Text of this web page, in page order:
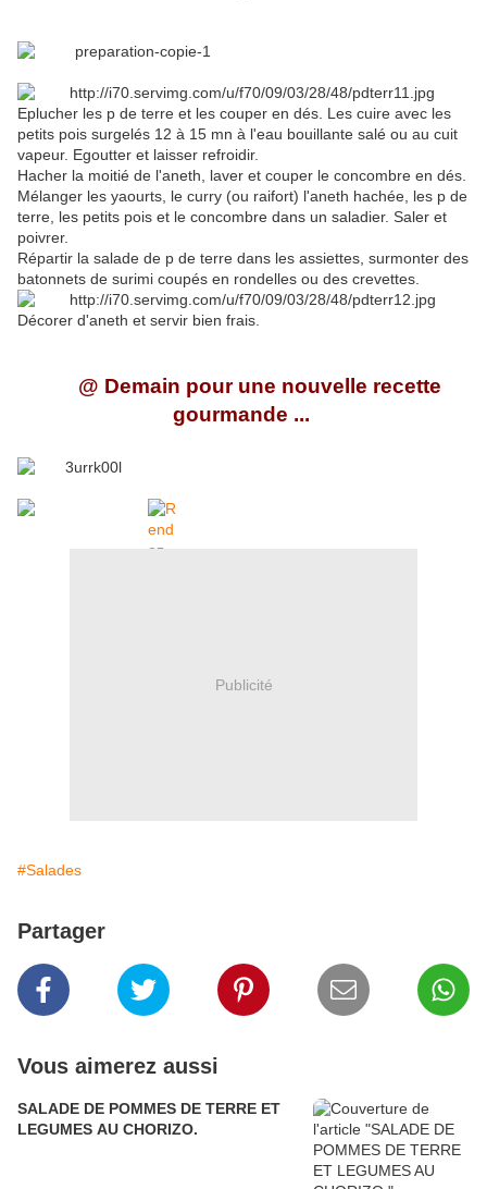
Eplucher les p de terre et les couper en dés. Les cuire avec les
petits pois surgelés 12 à 15 mn à l'eau bouillante salé ou au cuit
vapeur. Egoutter et laisser refroidir.
Hacher la moitié de l'aneth, laver et couper le concombre en dés.
Mélanger les yaourts, le curry (ou raifort) l'aneth hachée, les p de
terre, les petits pois et le concombre dans un saladier. Saler et
poivrer.
Répartir la salade de p de terre dans les assiettes, surmonter des
batonnets de surimi coupés en rondelles ou des crevettes.
Décorer d'aneth et servir bien frais.
@ Demain pour une nouvelle recette
gourmande ...
Publicité
#Salades
Partager
Vous aimerez aussi
SALADE DE POMMES DE TERRE ET
LEGUMES AU CHORIZO.